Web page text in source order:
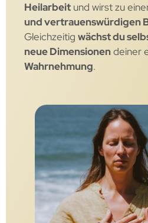
Heilarbeit und wirst zu
und vertrauenswürdigen
Gleichzeitigwächst du
neue Dimensionendeiner
Wahrnehmung.